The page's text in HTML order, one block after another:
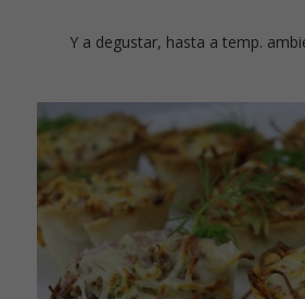
Y a degustar, hasta a temp.